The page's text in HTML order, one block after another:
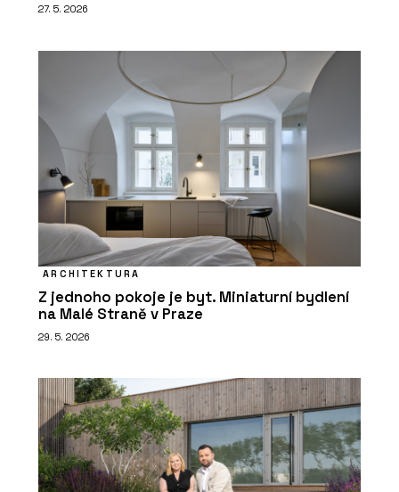
27. 5. 2026
ARCHITEKTURA
Z jednoho pokoje je byt. Miniaturní bydlení
na Malé Straně v Praze
29. 5. 2026